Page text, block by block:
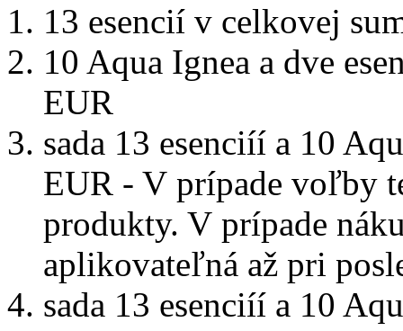
13 esencií v celkovej
10 Aqua Ignea a dve
EUR
sada 13 esenciíí a 10
EUR - V prípade voľby
produkty. V prípade
aplikovateľná až pri
sada 13 esenciíí a 10